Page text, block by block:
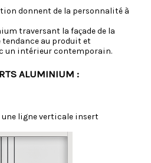
donnent de la personnalité à
traversant la façade de la
au produit et
un intérieur contemporain.
ALUMINIUM :